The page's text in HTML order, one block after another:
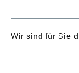
Wir sind für Sie